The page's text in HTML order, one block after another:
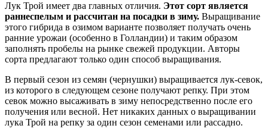
Лук Трой имеет два главных отличия. Этот сорт является
раннеспелым и рассчитан на посадки в зиму. Выращивание
этого гибрида в озимом варианте позволяет получать очень
ранние урожаи (особенно в Голландии) и таким образом
заполнять пробелы на рынке свежей продукции. Авторы
сорта предлагают только один способ выращивания.
В первый сезон из семян (чернушки) выращивается лук-севок,
из которого в следующем сезоне получают репку. При этом
севок можно высаживать в зиму непосредственно после его
получения или весной. Нет никаких данных о выращивании
лука Трой на репку за один сезон семенами или рассадно.